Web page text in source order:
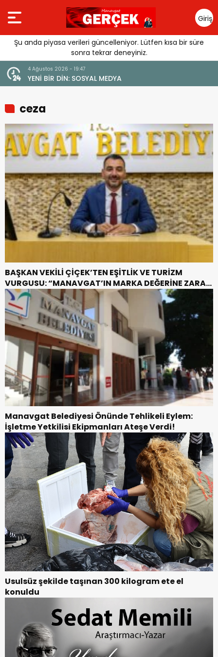
Giriş
Yap
Şu anda piyasa verileri güncelleniyor. Lütfen kısa bir süre
sonra tekrar deneyiniz.
4 Ağustos 2026 - 19:47
YENİ BİR DİN: SOSYAL MEDYA
ceza
BAŞKAN VEKİLİ ÇİÇEK’TEN EŞİTLİK VE TURİZM
VURGUSU: “MANAVGAT’IN MARKA DEĞERİNE ZARAR
VERİLMEMELİ”
Manavgat Belediyesi Önünde Tehlikeli Eylem:
İşletme Yetkilisi Ekipmanları Ateşe Verdi!
Usulsüz şekilde taşınan 300 kilogram ete el
konuldu